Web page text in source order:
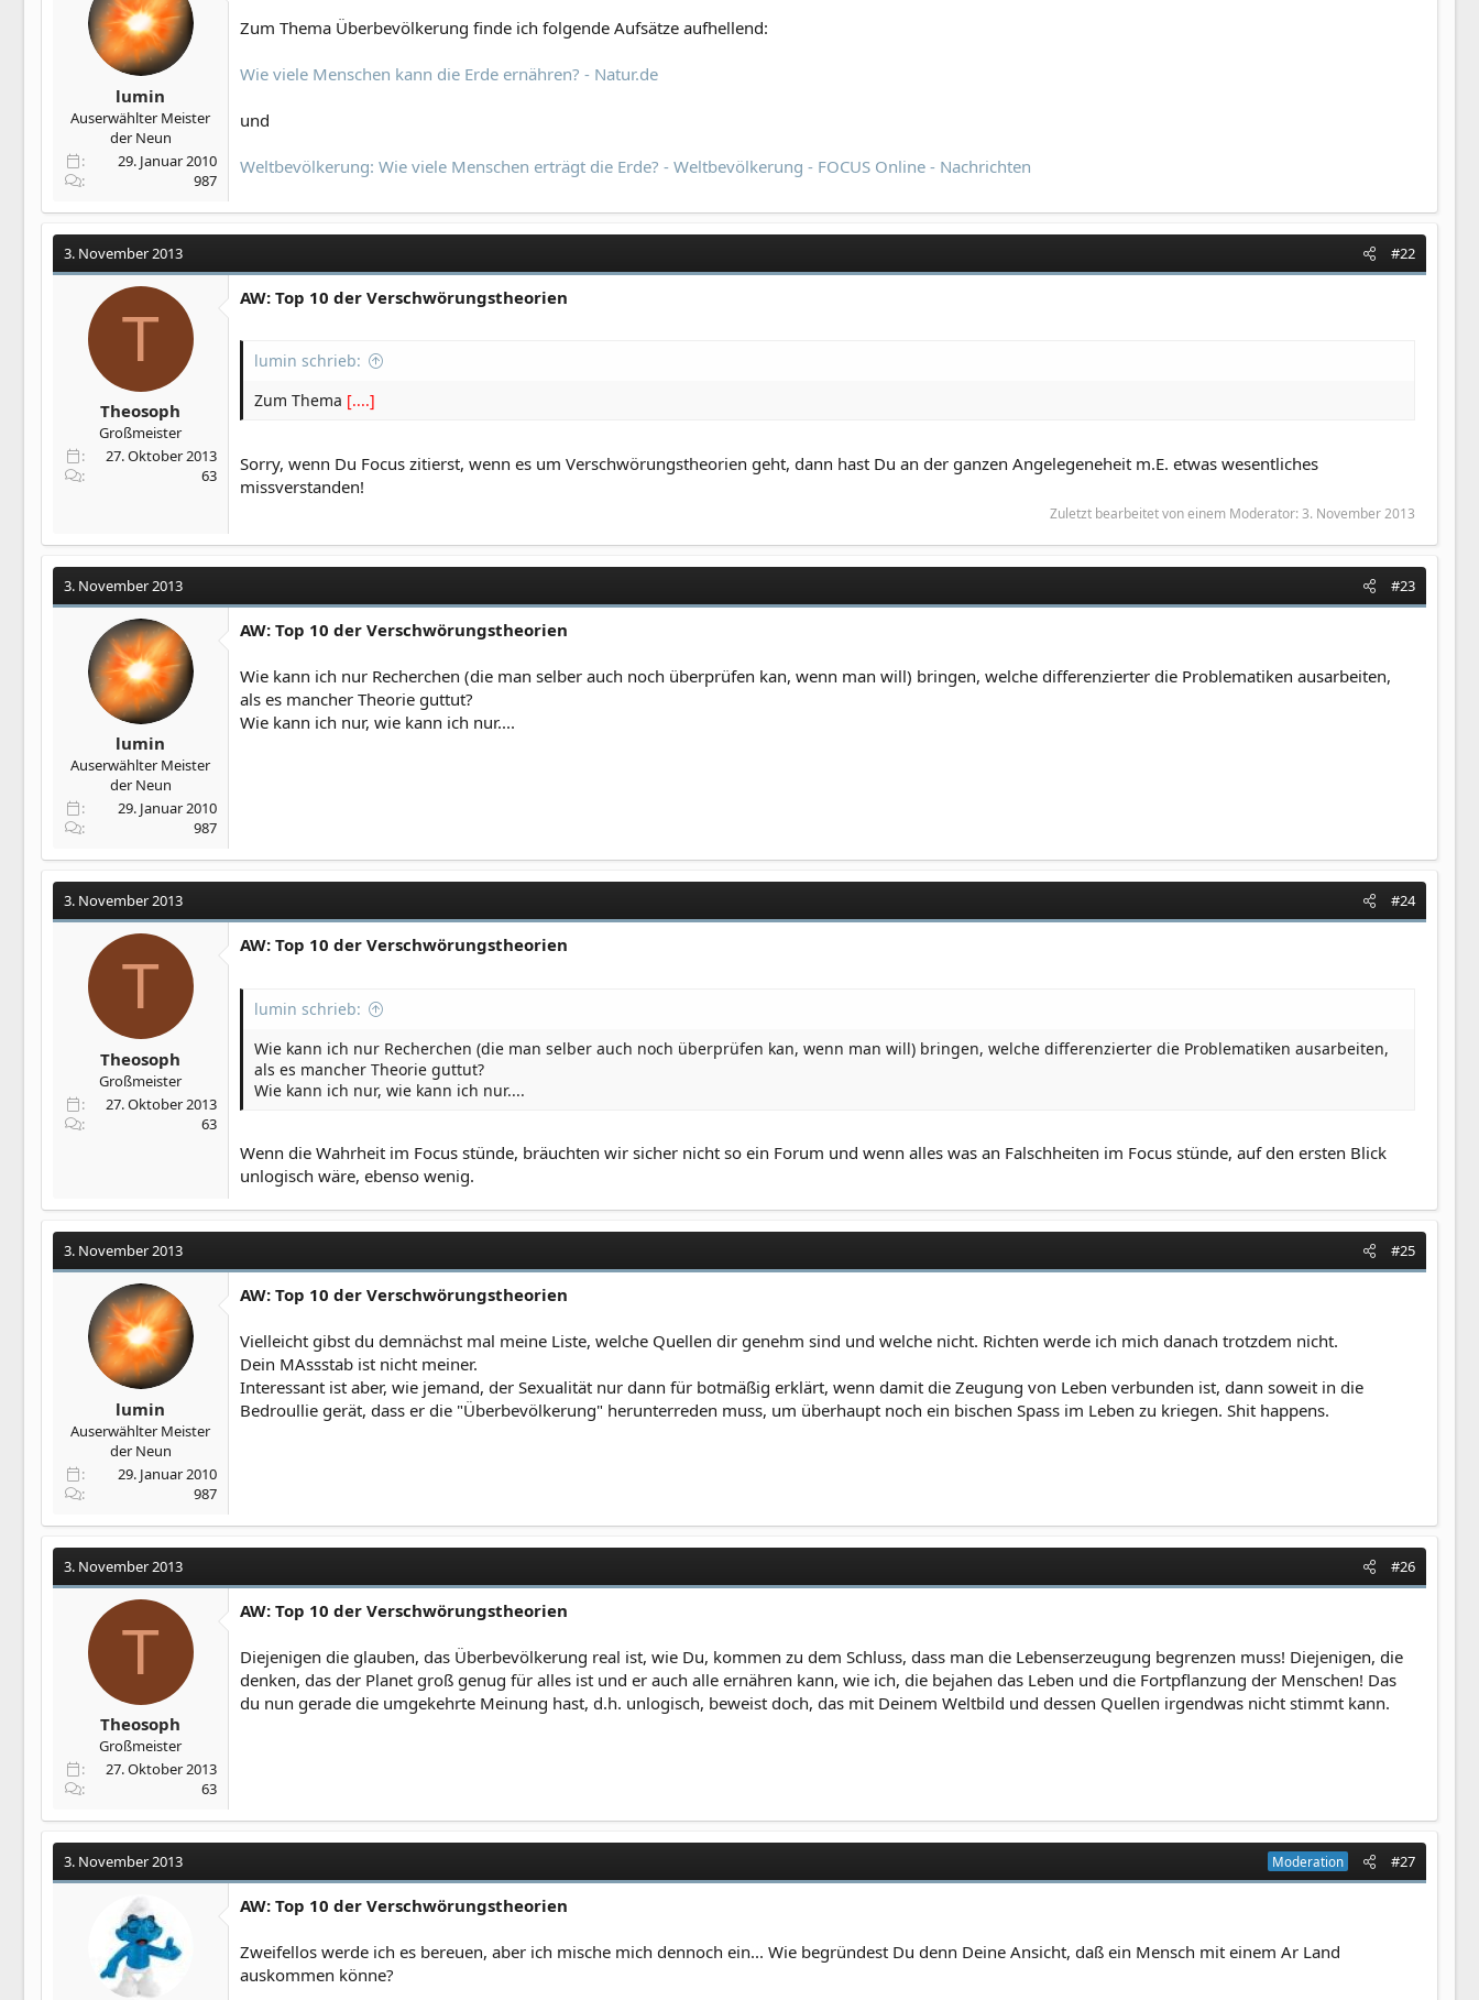
lumin
Auserwählter Meister
der Neun
29. Januar 2010
987
Zum Thema Überbevölkerung finde ich folgende Aufsätze aufhellend:
Wie viele Menschen kann die Erde ernähren? - Natur.de
und
Weltbevölkerung: Wie viele Menschen erträgt die Erde? - Weltbevölkerung - FOCUS Online - Nachrichten
3. November 2013 #22
T
Theosoph
Großmeister
27. Oktober 2013
63
AW: Top 10 der Verschwörungstheorien
lumin schrieb:
Zum Thema [....]
Sorry, wenn Du Focus zitierst, wenn es um Verschwörungstheorien geht, dann hast Du an der ganzen Angelegeneheit m.E. etwas wesentliches
missverstanden!
Zuletzt bearbeitet von einem Moderator: 3. November 2013
3. November 2013 #23
lumin
Auserwählter Meister
der Neun
29. Januar 2010
987
AW: Top 10 der Verschwörungstheorien
Wie kann ich nur Recherchen (die man selber auch noch überprüfen kan, wenn man will) bringen, welche differenzierter die Problematiken ausarbeiten,
als es mancher Theorie guttut?
Wie kann ich nur, wie kann ich nur....
3. November 2013 #24
T
Theosoph
Großmeister
27. Oktober 2013
63
AW: Top 10 der Verschwörungstheorien
lumin schrieb:
Wie kann ich nur Recherchen (die man selber auch noch überprüfen kan, wenn man will) bringen, welche differenzierter die Problematiken ausarbeiten,
als es mancher Theorie guttut?
Wie kann ich nur, wie kann ich nur....
Wenn die Wahrheit im Focus stünde, bräuchten wir sicher nicht so ein Forum und wenn alles was an Falschheiten im Focus stünde, auf den ersten Blick
unlogisch wäre, ebenso wenig.
3. November 2013 #25
lumin
Auserwählter Meister
der Neun
29. Januar 2010
987
AW: Top 10 der Verschwörungstheorien
Vielleicht gibst du demnächst mal meine Liste, welche Quellen dir genehm sind und welche nicht. Richten werde ich mich danach trotzdem nicht.
Dein MAssstab ist nicht meiner.
Interessant ist aber, wie jemand, der Sexualität nur dann für botmäßig erklärt, wenn damit die Zeugung von Leben verbunden ist, dann soweit in die
Bedroullie gerät, dass er die "Überbevölkerung" herunterreden muss, um überhaupt noch ein bischen Spass im Leben zu kriegen. Shit happens.
3. November 2013 #26
T
Theosoph
Großmeister
27. Oktober 2013
63
AW: Top 10 der Verschwörungstheorien
Diejenigen die glauben, das Überbevölkerung real ist, wie Du, kommen zu dem Schluss, dass man die Lebenserzeugung begrenzen muss! Diejenigen, die
denken, das der Planet groß genug für alles ist und er auch alle ernähren kann, wie ich, die bejahen das Leben und die Fortpflanzung der Menschen! Das
du nun gerade die umgekehrte Meinung hast, d.h. unlogisch, beweist doch, das mit Deinem Weltbild und dessen Quellen irgendwas nicht stimmt kann.
3. November 2013 Moderation #27
AW: Top 10 der Verschwörungstheorien
Zweifellos werde ich es bereuen, aber ich mische mich dennoch ein... Wie begründest Du denn Deine Ansicht, daß ein Mensch mit einem Ar Land
auskommen könne?